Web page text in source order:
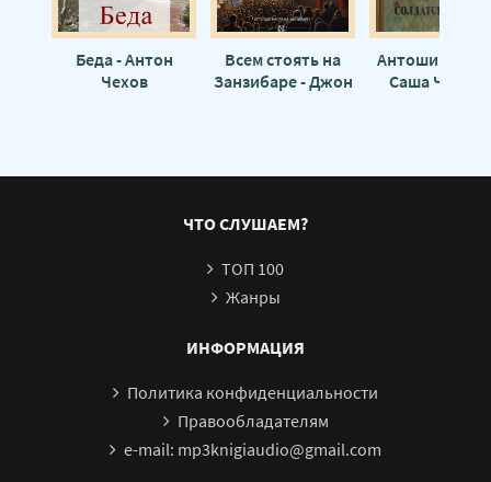
Надвигается беда 24
Надвигается беда 25
Надвигается беда 26
Надвигается беда 36
Беда - Антон
Чехов
Всем стоять на
Занзибаре - Джон
Антошина
Саша
ЧТО СЛУШАЕМ?
ТОП 100
Жанры
ИНФОРМАЦИЯ
Политика конфиденциальности
Правообладателям
e-mail: mp3knigiaudio@gmail.com